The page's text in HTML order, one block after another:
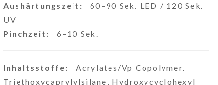
Aushärtungszeit:
60–90 Sek. LED / 120 Sek.
UV
Pinchzeit:
6–10 Sek.
Inhaltsstoffe:
Acrylates/Vp Copolymer,
Triethoxycaprylylsilane, Hydroxycyclohexyl